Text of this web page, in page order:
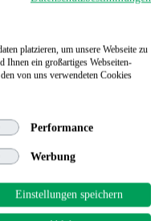
platzieren, um unsere Webseite zu
Ihnen ein großartiges Webseiten-
von uns verwendeten Cookies
Performance
Werbung
Einstellungen speichern